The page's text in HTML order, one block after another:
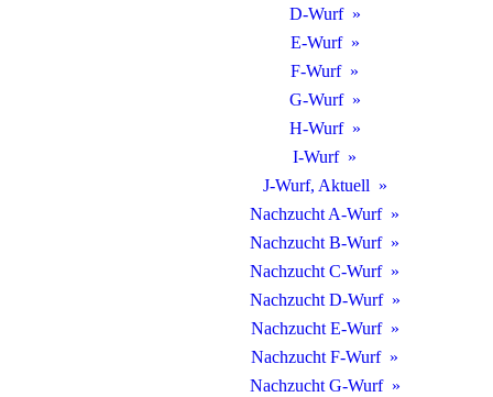
D-Wurf
E-Wurf
F-Wurf
G-Wurf
H-Wurf
I-Wurf
J-Wurf, Aktuell
Nachzucht A-Wurf
Nachzucht B-Wurf
Nachzucht C-Wurf
Nachzucht D-Wurf
Nachzucht E-Wurf
Nachzucht F-Wurf
Nachzucht G-Wurf